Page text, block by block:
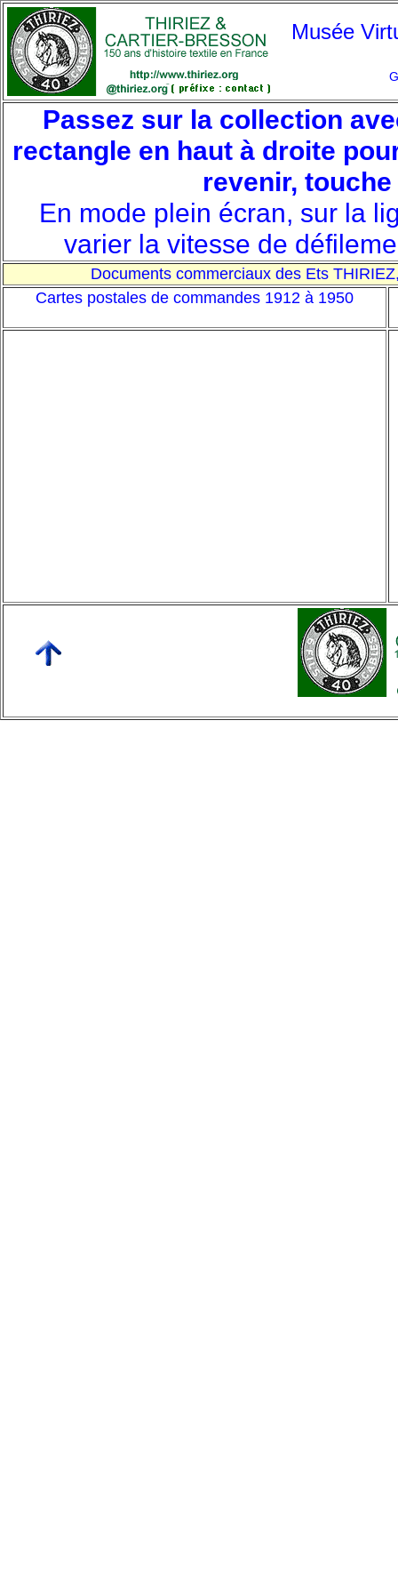
Musée
Passez sur la collection
rectangle en haut à droite
revenir,
En mode plein écran, sur la
varier la vitesse de
Documents commerciaux des Ets
Cartes postales de commandes 1912 à 1950